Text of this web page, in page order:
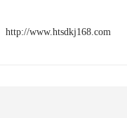
http://www.htsdkj168.com